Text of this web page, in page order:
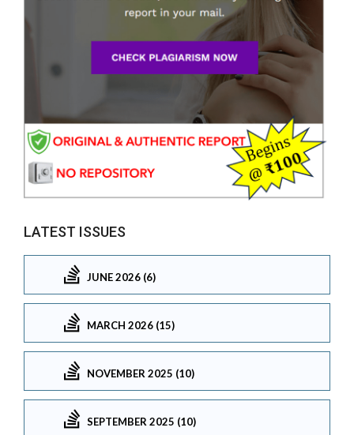
LATEST ISSUES
JUNE 2026 (6)
MARCH 2026 (15)
NOVEMBER 2025 (10)
SEPTEMBER 2025 (10)